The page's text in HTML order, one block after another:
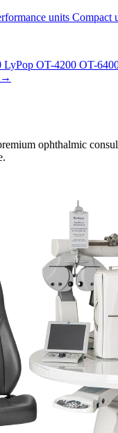
units Compact
LyPop OT-4200 OT-
→
ophthalmic